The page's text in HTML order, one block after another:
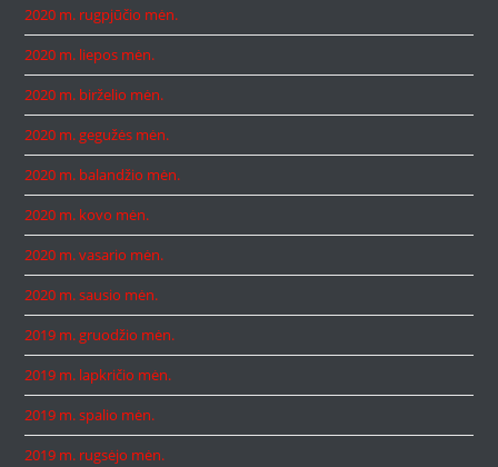
2020 m. rugpjūčio mėn.
2020 m. liepos mėn.
2020 m. birželio mėn.
2020 m. gegužės mėn.
2020 m. balandžio mėn.
2020 m. kovo mėn.
2020 m. vasario mėn.
2020 m. sausio mėn.
2019 m. gruodžio mėn.
2019 m. lapkričio mėn.
2019 m. spalio mėn.
2019 m. rugsėjo mėn.